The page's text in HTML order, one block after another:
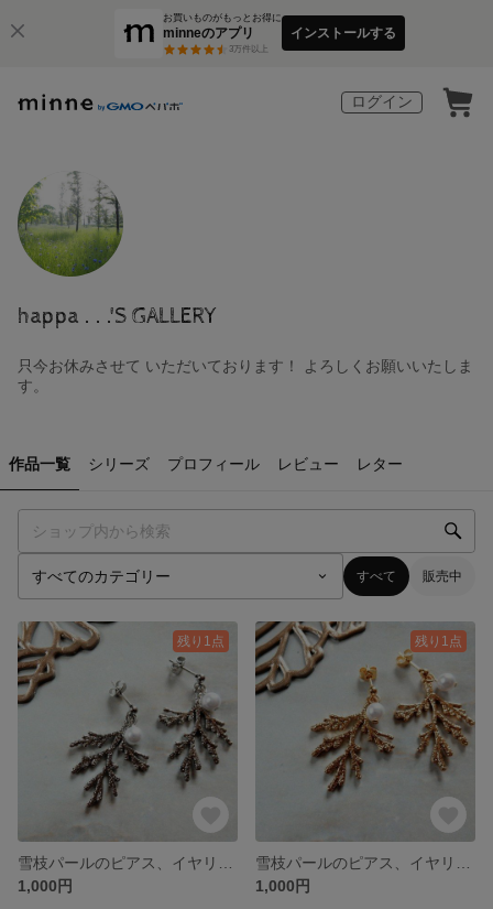
お買いものがもっとお得に
minneのアプリ
3万件以上
インストールする
ログイン
happa . . .'S GALLERY
只今お休みさせて いただいております！ よろしくお願いいたしま
す。
作品一覧 シリーズ プロフィール レビュー レター
すべて 販売中
残り1点
1,000円
残り1点
1,000円